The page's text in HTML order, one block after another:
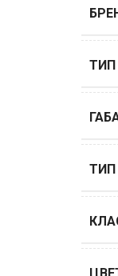
ТИП
ТИП